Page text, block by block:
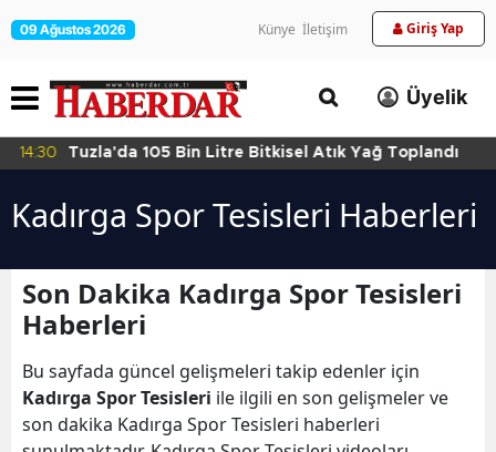
09 Ağustos 2026 Künye İletişim Giriş Yap
Üyelik
14:30 Tuzla'da 105 Bin Litre Bitkisel Atık Yağ Toplandı
Kadırga Spor Tesisleri Haberleri
Son Dakika Kadırga Spor Tesisleri
Haberleri
Bu sayfada güncel gelişmeleri takip edenler için
Kadırga Spor Tesisleri ile ilgili en son gelişmeler ve
son dakika Kadırga Spor Tesisleri haberleri